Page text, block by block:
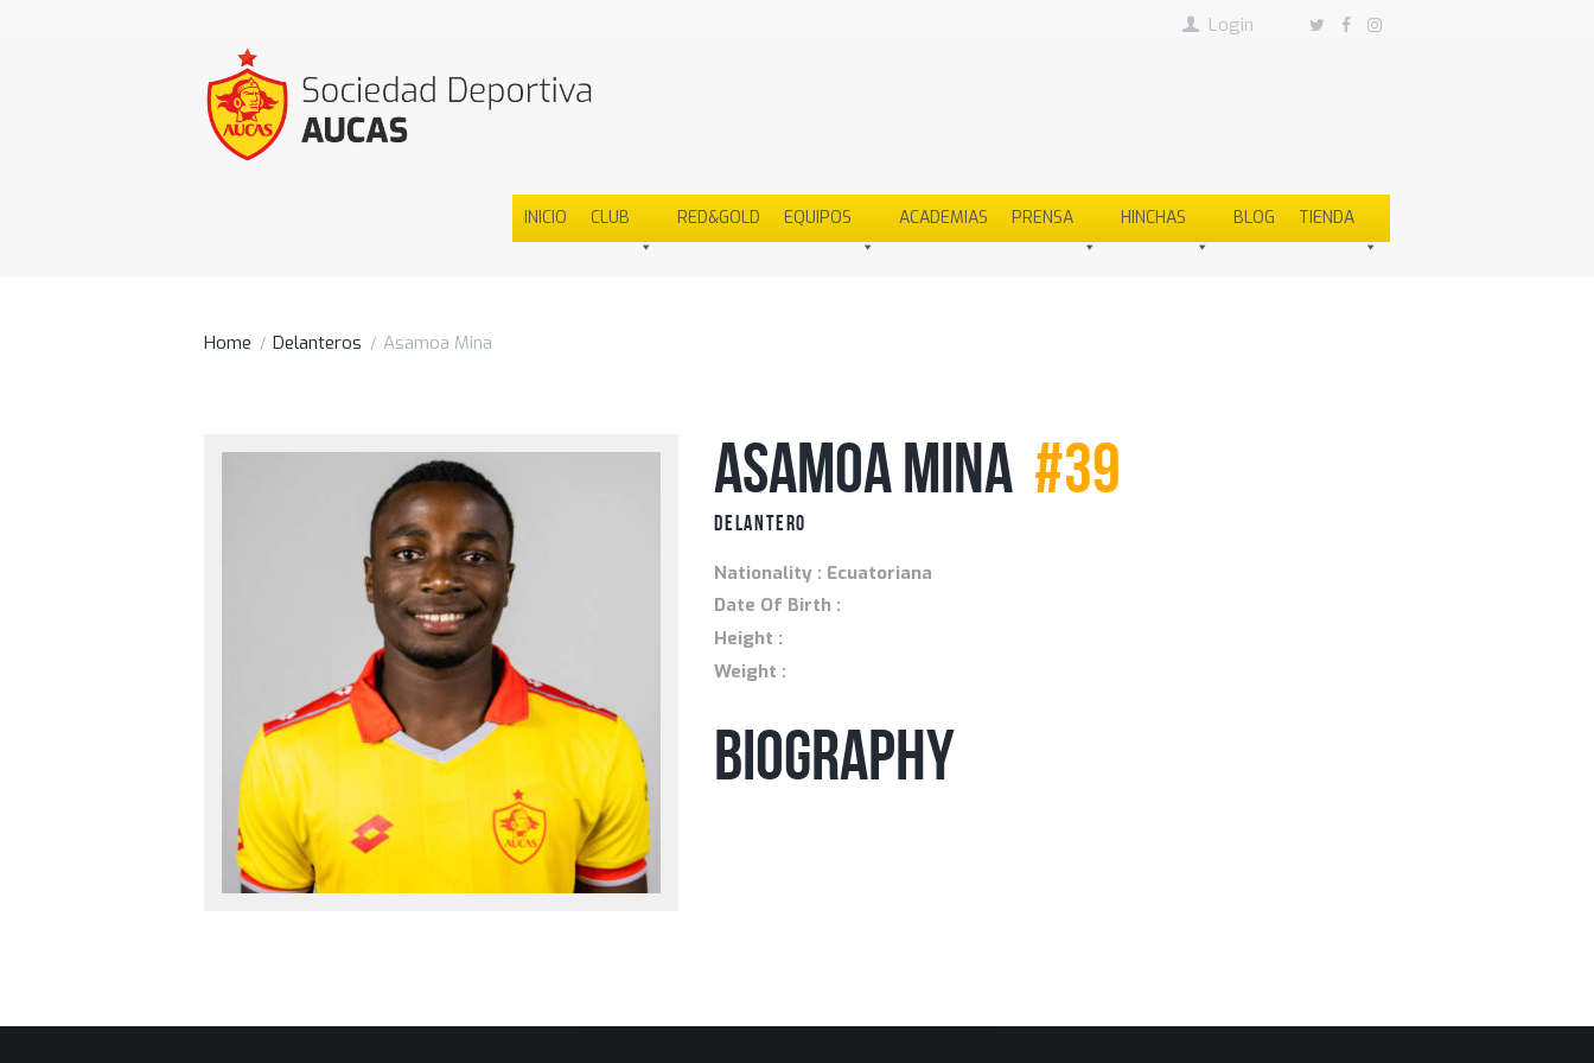
Login
INICIO CLUB RED&GOLD EQUIPOS ACADEMIAS PRENSA HINCHAS BLOG TIENDA
Home Delanteros Asamoa Mina
Asamoa Mina #39
Delantero
Nationality : Ecuatoriana
Date Of Birth :
Height :
Weight :
Biography